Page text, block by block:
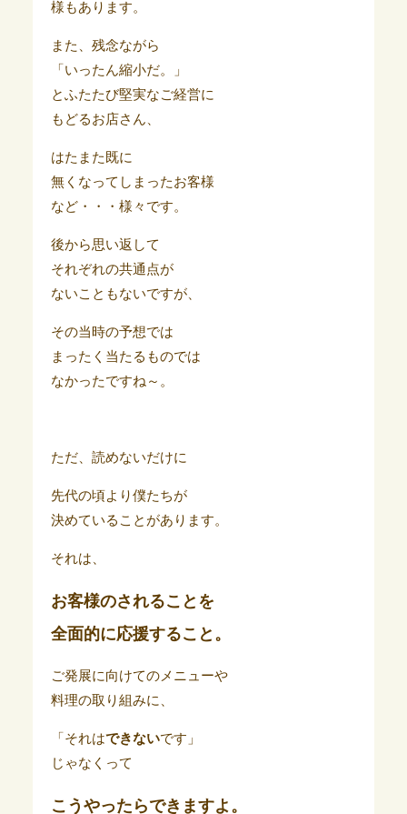
様もあります。
また、残念ながら
「いったん縮小だ。」
とふたたび堅実なご経営に
もどるお店さん、
はたまた既に
無くなってしまったお客様
など・・・様々です。
後から思い返して
それぞれの共通点が
ないこともないですが、
その当時の予想では
まったく当たるものでは
なかったですね～。
ただ、読めないだけに
先代の頃より僕たちが
決めていることがあります。
それは、
お客様のされることを
全面的に応援すること。
ご発展に向けてのメニューや
料理の取り組みに、
「それはできないです」
じゃなくって
こうやったらできますよ。